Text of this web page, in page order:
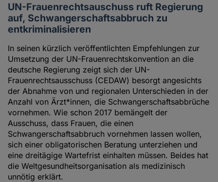
UN-Frauenrechtsauschuss ruft Regierung
auf, Schwangerschaftsabbruch zu
entkriminalisieren
In seinen kürzlich veröffentlichten Empfehlungen zur
Umsetzung der UN-Frauenrechtskonvention an die
deutsche Regierung zeigt sich der UN-
Frauenrechtsausschuss (CEDAW) besorgt angesichts
der Abnahme von und regionalen Unterschieden in der
Anzahl von Ärzt*innen, die Schwangerschaftsabbrüche
vornehmen. Wie schon 2017 bemängelt der
Ausschuss, dass Frauen, die einen
Schwangerschaftsabbruch vornehmen lassen wollen,
sich einer obligatorischen Beratung unterziehen und
eine dreitägige Wartefrist einhalten müssen. Beides hat
die Weltgesundheitsorganisation als medizinisch
unnötig erklärt.